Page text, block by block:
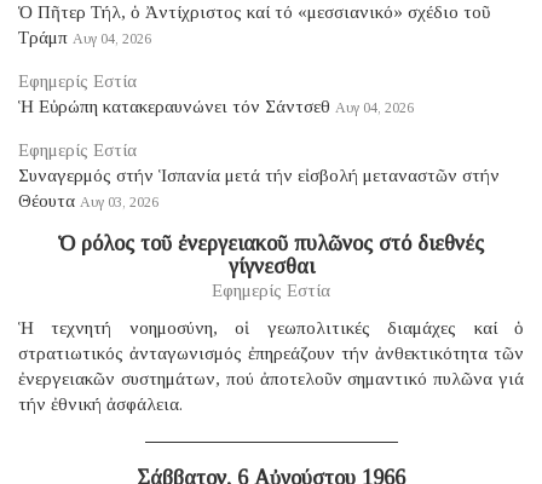
Ὁ Πῆτερ Τήλ, ὁ Ἀντίχριστος καί τό «μεσσιανικό» σχέδιο τοῦ
Τράμπ Αυγ 04, 2026
Εφημερίς Εστία
Ἡ Εὐρώπη κατακεραυνώνει τόν Σάντσεθ Αυγ 04, 2026
Εφημερίς Εστία
Συναγερμός στήν Ἱσπανία μετά τήν εἰσβολή μεταναστῶν στήν
Θέουτα Αυγ 03, 2026
Ὁ ρόλος τοῦ ἐνεργειακοῦ πυλῶνος στό διεθνές
γίγνεσθαι
Εφημερίς Εστία
Ἡ τεχνητή νοημοσύνη, οἱ γεωπολιτικές διαμάχες καί ὁ
στρατιωτικός ἀνταγωνισμός ἐπηρεάζουν τήν ἀνθεκτικότητα τῶν
ἐνεργειακῶν συστημάτων, πού ἀποτελοῦν σημαντικό πυλῶνα γιά
τήν ἐθνική ἀσφάλεια.
Σάββατον, 6 Αὐγούστου 1966